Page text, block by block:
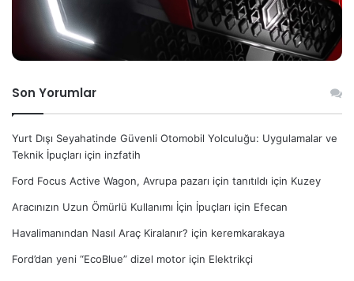
Son Yorumlar
Yurt Dışı Seyahatinde Güvenli Otomobil Yolculuğu: Uygulamalar ve
Teknik İpuçları için inzfatih
Ford Focus Active Wagon, Avrupa pazarı için tanıtıldı için Kuzey
Aracınızın Uzun Ömürlü Kullanımı İçin İpuçları için Efecan
Havalimanından Nasıl Araç Kiralanır? için keremkarakaya
Ford’dan yeni “EcoBlue” dizel motor için Elektrikçi